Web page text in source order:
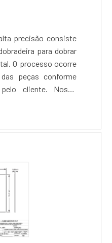
precisão consiste
para dobrar
peças conforme
cliente. Nosso
de dobrar